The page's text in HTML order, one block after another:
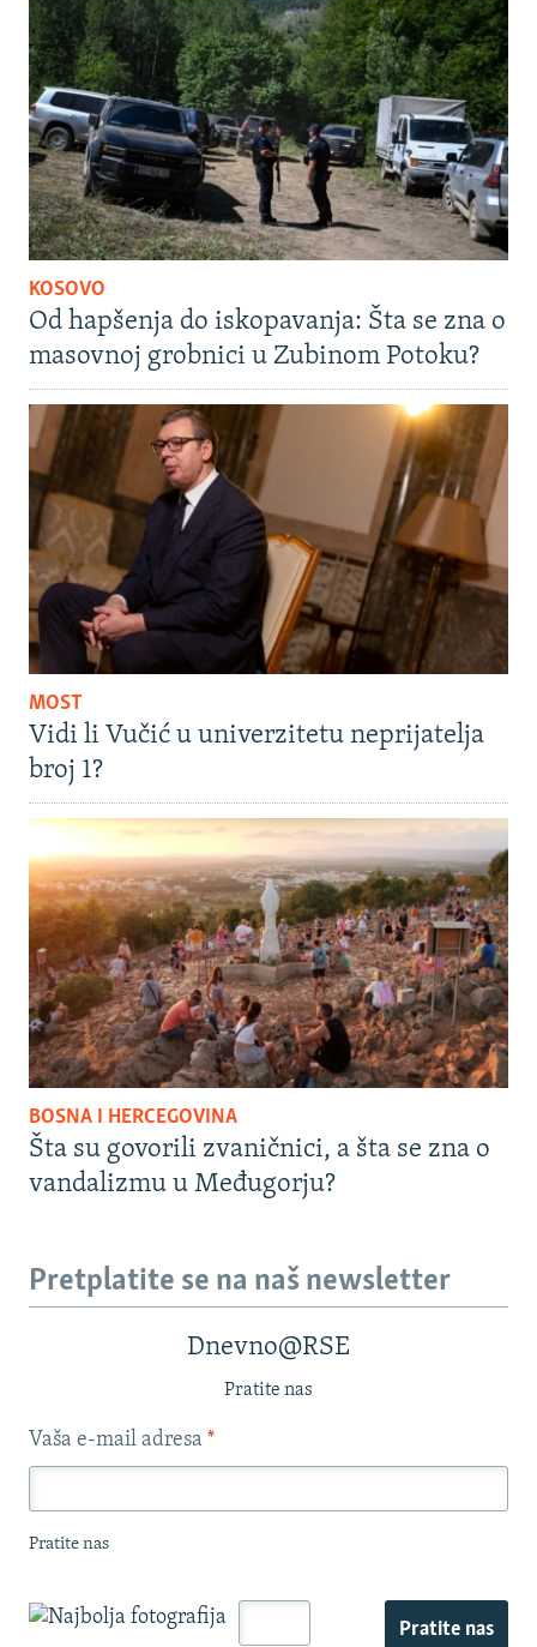
KOSOVO
Od hapšenja do iskopavanja: Šta se zna o
masovnoj grobnici u Zubinom Potoku?
MOST
Vidi li Vučić u univerzitetu neprijatelja
broj 1?
BOSNA I HERCEGOVINA
Šta su govorili zvaničnici, a šta se zna o
vandalizmu u Međugorju?
Pretplatite se na naš newsletter
Dnevno@RSE
Pratite nas
Vaša e-mail adresa *
Pratite nas
Pratite nas